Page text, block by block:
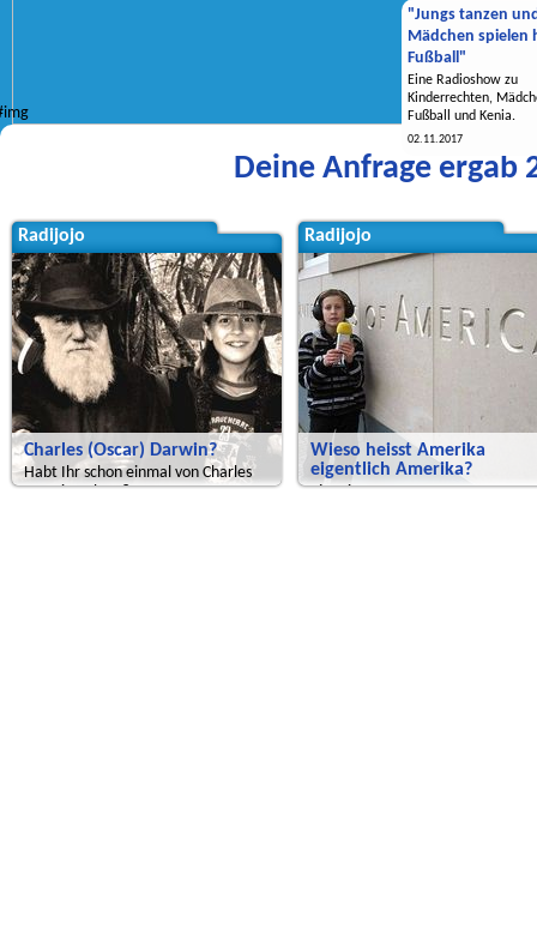
"Jungs tanzen
Mädchen spielen
Fußball"
Eine Radioshow zu
Kinderrechten,
Fußball und Kenia.
02.11.2017
Deine Anfrage ergab
Radijojo
Charles (Oscar) Darwin?
Habt Ihr schon einmal von Charles
Darwin gehört?
Radijojo
Wieso heisst Amerika
eigentlich Amerika?
Tja, eine gute Frage.